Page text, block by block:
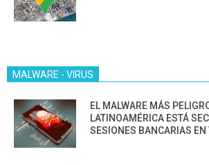
MALWARE - VIRUS
EL MALWARE MÁS
LATINOAMÉRICA ESTÁ
SESIONES BANCARIAS EN